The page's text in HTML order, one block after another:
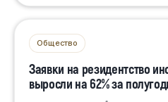
Общество
Заявки на резидентство
выросли на 62% за